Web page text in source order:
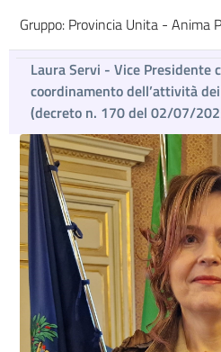
Gruppo: Provincia Unita - Anima
Laura Servi - Vice Presidente
coordinamento dell’attività
(decreto n. 170 del 02/07/